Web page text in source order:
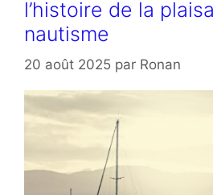
l’histoire de la
nautisme
20 août 2025 par Ronan